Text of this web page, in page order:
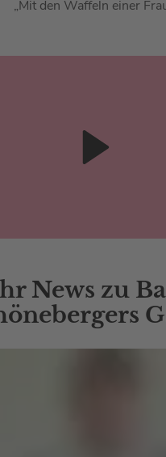
„Mit den Waffeln einer
News zu